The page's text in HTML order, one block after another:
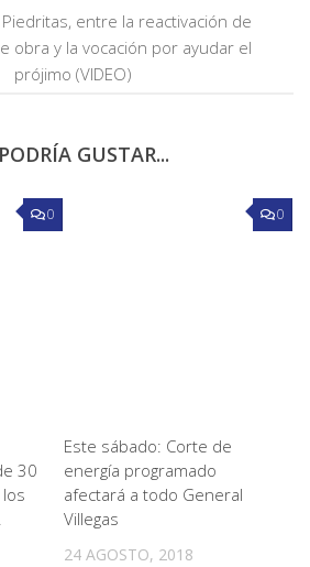
entre la reactivación de
obra y la vocación por ayudar el
prójimo (VIDEO)
GUSTAR...
0
30
0
Este sábado: Corte de
energía programado
afectará a todo General
Villegas
24 AGOSTO, 2018